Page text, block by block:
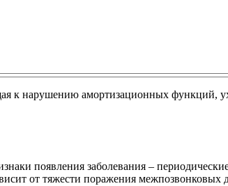
к нарушению амортизационных
появления заболевания –
от тяжести поражения межпозвонковых